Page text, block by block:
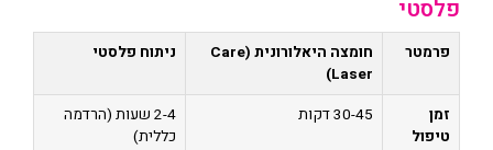
פלסטי
פרמטר
חומצה היאלורונית (Care
Laser)
ניתוח פלסטי
זמן
טיפול
30-45 דקות
2-4 שעות (הרדמה
כללית)